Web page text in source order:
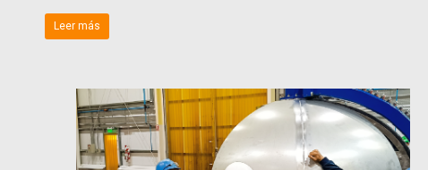
Leer más